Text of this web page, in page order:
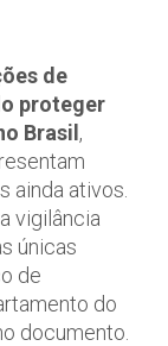
de
proteger
Brasil ,
ainda ativos.
vigilância
únicas
de
do
documento.